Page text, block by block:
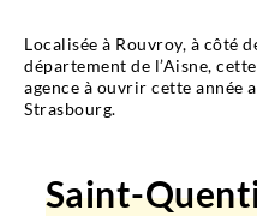
Localisée à Rouvroy, à côté
département de l’Aisne,
agence à ouvrir cette année
Strasbourg.
Saint-